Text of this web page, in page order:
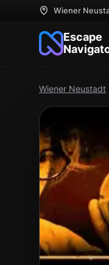
Wiener
Escape
Wiener Neustadt